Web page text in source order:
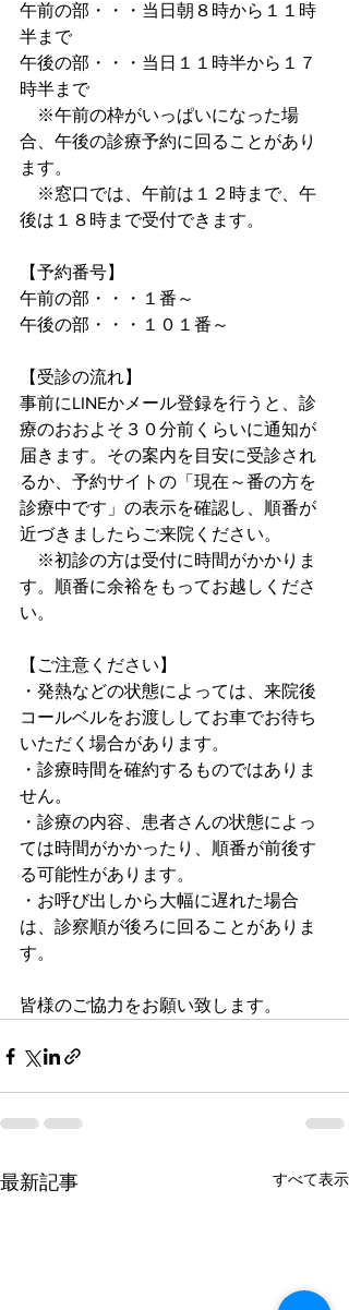
午前の部・・・当日朝８時から１１時
半まで
午後の部・・・当日１１時半から１７
時半まで
※午前の枠がいっぱいになった場
合、午後の診療予約に回ることがあり
ます。
※窓口では、午前は１２時まで、午
後は１８時まで受付できます。
【予約番号】
午前の部・・・１番～
午後の部・・・１０１番～
【受診の流れ】
事前にLINEかメール登録を行うと、診
療のおおよそ３０分前くらいに通知が
届きます。その案内を目安に受診され
るか、予約サイトの「現在～番の方を
診療中です」の表示を確認し、順番が
近づきましたらご来院ください。
※初診の方は受付に時間がかかりま
す。順番に余裕をもってお越しくださ
い。
【ご注意ください】
・発熱などの状態によっては、来院後
コールベルをお渡ししてお車でお待ち
いただく場合があります。
・診療時間を確約するものではありま
せん。
・診療の内容、患者さんの状態によっ
ては時間がかかったり、順番が前後す
る可能性があります。
・お呼び出しから大幅に遅れた場合
は、診察順が後ろに回ることがありま
す。
皆様のご協力をお願い致します。
最新記事 すべて表示